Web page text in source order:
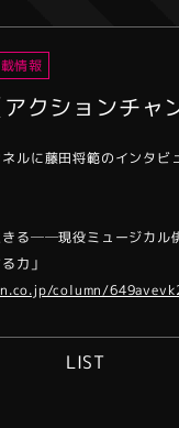
情報
クションチャ
ルに藤田将範のインタビ
きる──現役ミュージカル
力」
column/
LIST